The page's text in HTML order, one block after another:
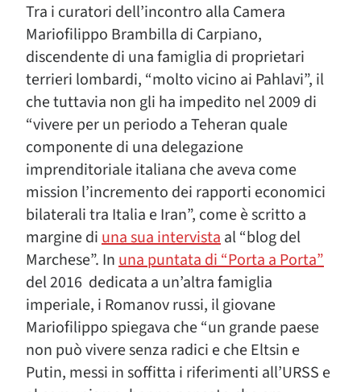
Tra i curatori dell’incontro alla Camera
Mariofilippo Brambilla di Carpiano,
discendente di una famiglia di proprietari
terrieri lombardi, “molto vicino ai Pahlavi”, il
che tuttavia non gli ha impedito nel 2009 di
“vivere per un periodo a Teheran quale
componente di una delegazione
imprenditoriale italiana che aveva come
mission l’incremento dei rapporti economici
bilaterali tra Italia e Iran”, come è scritto a
margine diuna sua intervistaal “blog del
Marchese”. Inuna puntata di “Porta a Porta”
del 2016 dedicata a un’altra famiglia
imperiale, i Romanov russi, il giovane
Mariofilippo spiegava che “un grande paese
non può vivere senza radici e che Eltsin e
Putin, messi in soffitta i riferimenti all’URSS e